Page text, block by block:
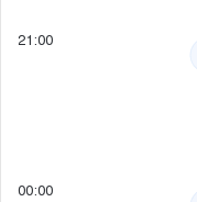
21:00
00:00